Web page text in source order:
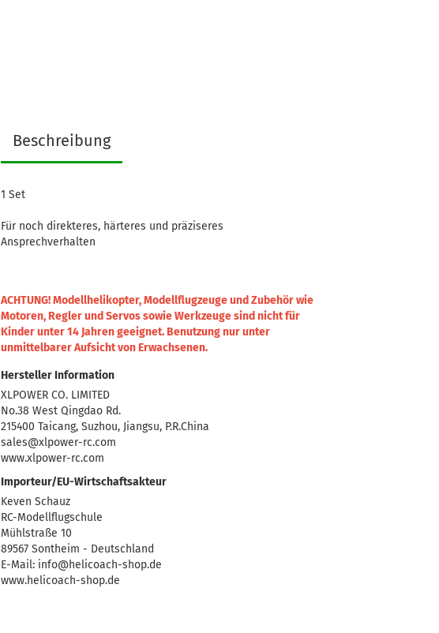
Beschreibung
1 Set
Für noch direkteres, härteres und präziseres
Ansprechverhalten
ACHTUNG! Modellhelikopter, Modellflugzeuge und Zubehör wie
Motoren, Regler und Servos sowie Werkzeuge sind nicht für
Kinder unter 14 Jahren geeignet. Benutzung nur unter
unmittelbarer Aufsicht von Erwachsenen.
Hersteller Information
XLPOWER CO. LIMITED
No.38 West Qingdao Rd.
215400 Taicang, Suzhou, Jiangsu, P.R.China
sales@xlpower-rc.com
www.xlpower-rc.com
Importeur/EU-Wirtschaftsakteur
Keven Schauz
RC-Modellflugschule
Mühlstraße 10
89567 Sontheim - Deutschland
E-Mail: info@helicoach-shop.de
www.helicoach-shop.de